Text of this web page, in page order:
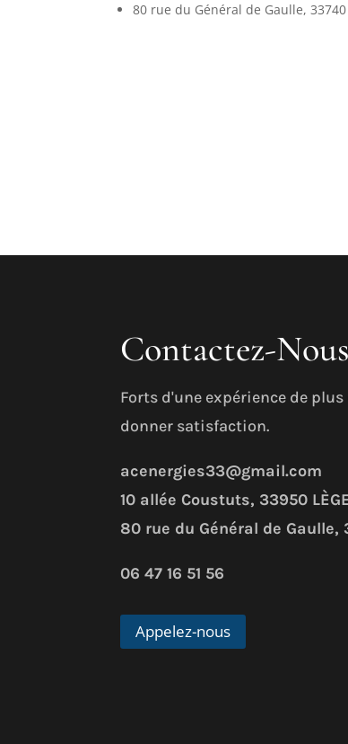
80 rue du Général de Gaulle, 33740
Contactez-
Forts d'une expérience de
donner satisfaction.
acenergies33@gmail.com
10 allée Coustuts, 33950
80 rue du Général de Gaulle,
06 47 16 51 56
Appelez-nous